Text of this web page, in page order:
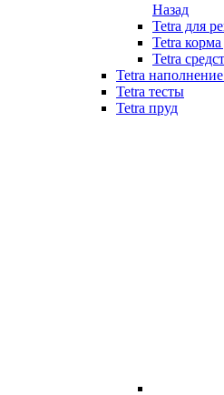
Назад
Tetra для
Tetra
Tetra
Tetra
Tetra тесты
Tetra пруд